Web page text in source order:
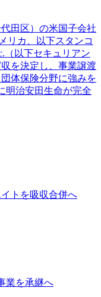
田区）の米国子会社
リカ、以下スタンコ
（以下セキュリアン
を決定し、事業譲渡
体保険分野に強みを
明治安田生命が完全
トを吸収合併へ
業を承継へ